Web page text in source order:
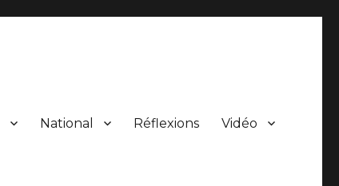
National Réflexions Vidéo